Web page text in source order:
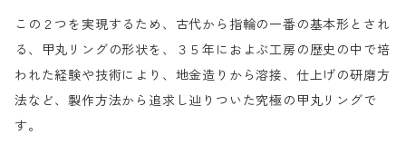
この２つを実現するため、古代から指輪の一番の基本形とされ
る、甲丸リングの形状を、３５年におよぶ工房の歴史の中で培
われた経験や技術により、地金造りから溶接、仕上げの研磨方
法など、製作方法から追求し辿りついた究極の甲丸リングで
す。